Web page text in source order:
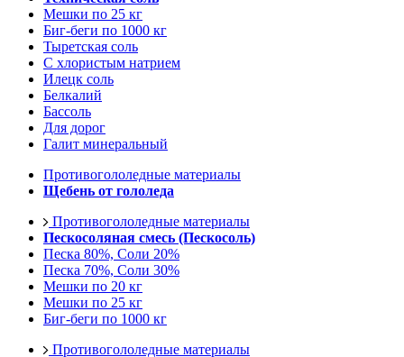
Мешки по 25 кг
Биг-беги по 1000 кг
Тыретская соль
С хлористым натрием
Илецк соль
Белкалий
Бассоль
Для дорог
Галит минеральный
Противогололедные материалы
Щебень от гололеда
Противогололедные материалы
Пескосоляная смесь (Пескосоль)
Песка 80%, Соли 20%
Песка 70%, Соли 30%
Мешки по 20 кг
Мешки по 25 кг
Биг-беги по 1000 кг
Противогололедные материалы